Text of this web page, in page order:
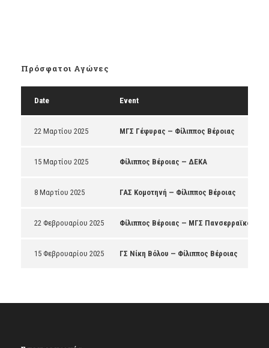
Πρόσφατοι Αγώνες
Date Event
22 Μαρτίου 2025 ΜΓΣ Γέφυρας — Φίλιππος Βέροιας
15 Μαρτίου 2025 Φίλιππος Βέροιας — ΔΕΚΑ
8 Μαρτίου 2025 ΓΑΣ Κομοτηνή — Φίλιππος Βέροιας
22 Φεβρουαρίου 2025 Φίλιππος Βέροιας — ΜΓΣ Πανσερραϊκός
15 Φεβρουαρίου 2025 ΓΣ Νίκη Βόλου — Φίλιππος Βέροιας